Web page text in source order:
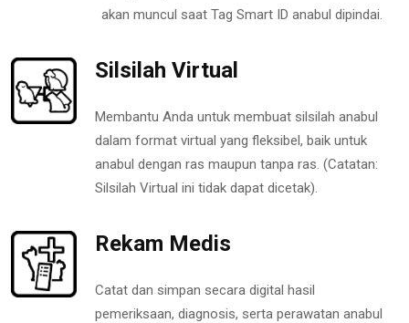
akan muncul saat Tag Smart ID anabul dipindai.
Silsilah Virtual
Membantu Anda untuk membuat silsilah anabul
dalam format virtual yang fleksibel, baik untuk
anabul dengan ras maupun tanpa ras. (Catatan:
Silsilah Virtual ini tidak dapat dicetak).
Rekam Medis
Catat dan simpan secara digital hasil
pemeriksaan, diagnosis, serta perawatan anabul